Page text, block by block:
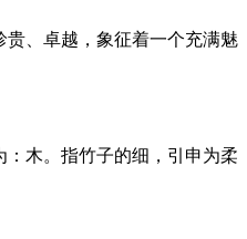
、卓越，象征着一个充满魅
木。指竹子的细，引申为柔